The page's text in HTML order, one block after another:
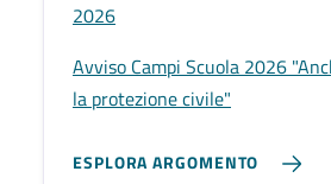
2026
Avviso Campi Scuola 2026
la protezione civile"
ESPLORA ARGOMENTO